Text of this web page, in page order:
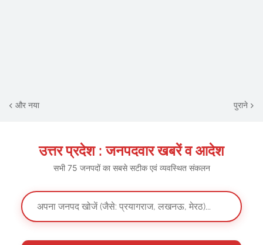
और नया पुराने
उत्तर प्रदेश : जनपदवार खबरें व आदेश
सभी 75 जनपदों का सबसे सटीक एवं व्यवस्थित संकलन